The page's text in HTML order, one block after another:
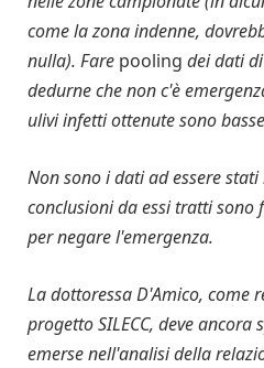
come la zona indenne,
nulla). Fare pooling dei dati
dedurne che non c'è
ulivi infetti ottenute sono
Non sono i dati ad essere
conclusioni da essi tratti sono
per negare l'emergenza.
La dottoressa D'Amico, come
progetto SILECC, deve
emerse nell'analisi della